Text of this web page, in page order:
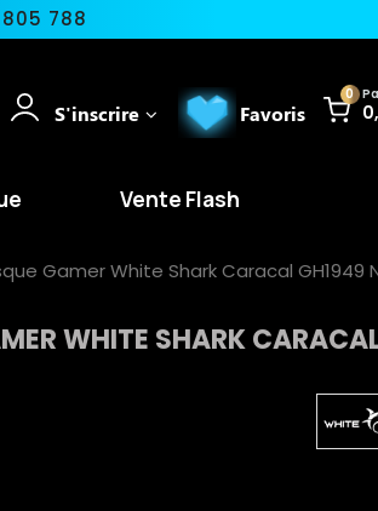
788
0
Favoris
S'inscrire
Vente Flash
Gamer White Shark Caracal GH1949
WHITE SHARK